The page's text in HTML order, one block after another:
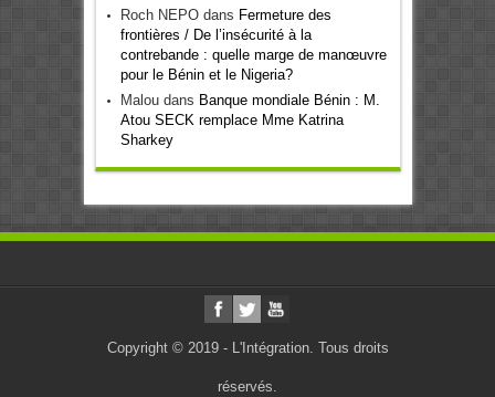
Roch NEPOdans Fermeture des
frontières / De l’insécurité à la
contrebande : quelle marge de manœuvre
pour le Bénin et le Nigeria?
Maloudans Banque mondiale Bénin : M.
Atou SECK remplace Mme Katrina
Sharkey
Copyright © 2019 - L'Intégration. Tous droits
réservés.